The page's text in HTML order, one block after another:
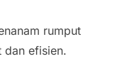
rumput
dan efisien.